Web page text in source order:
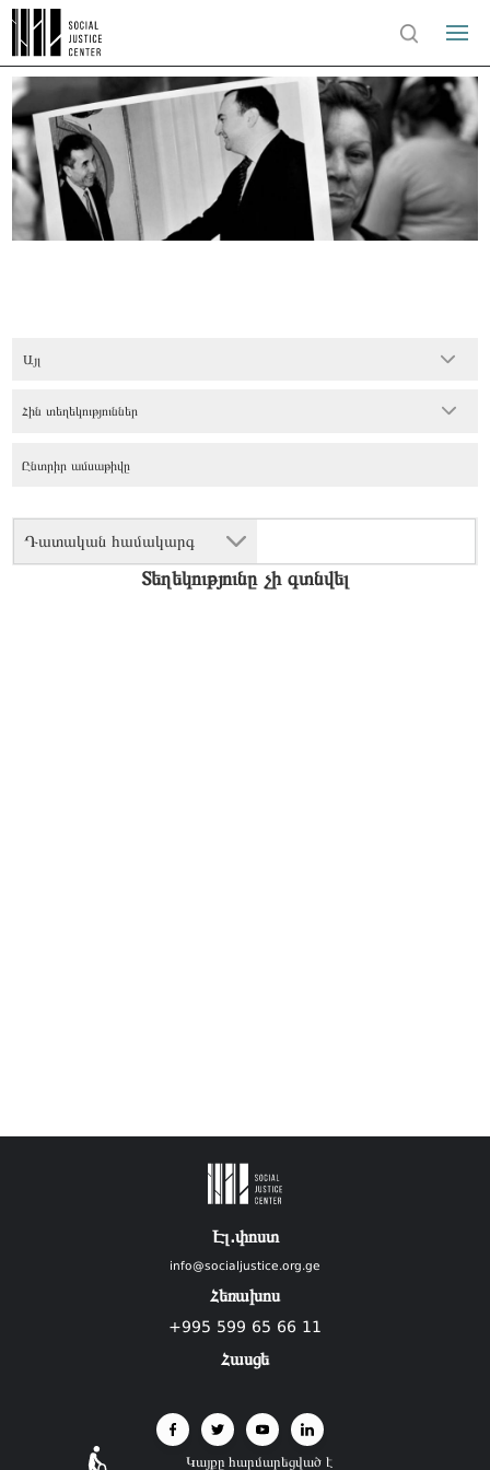
Այլ
Դատական համակարգ
Հին տեղեկություններ
Տեղեկությունը չի գտնվել
Էլ.փոստ
info@socialjustice.org.ge
Հեռախոս
+995 599 65 66 11
Հասցե
Կայքը հարմարեցված է